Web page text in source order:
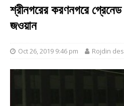
শ্রীনগরের করণনগরে
জওয়ান
Oct 26, 2019 9:46 pm Rojdin